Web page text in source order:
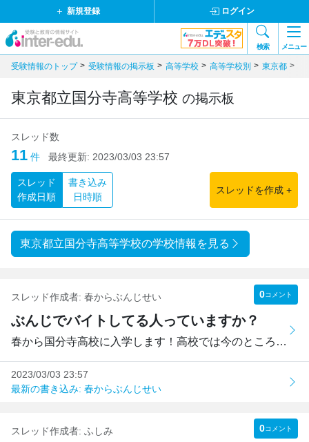
新規登録 ログイン
検索 メニュー
受験情報のトップ 受験情報の掲示板 高等学校 高等学校別 東京都
東京都立国分寺高等学校 の掲示板
スレッド数
11 件 最終更新: 2023/03/03 23:57
スレッド
作成日順
書き込み
日時順
スレッドを作成 +
東京都立国分寺高等学校の学校情報を見る
スレッド作成者: 春からぶんじせい 0コメント
ぶんじでバイトしてる人っていますか？
春から国分寺高校に入学します！高校では今のところ軽音部に...
2023/03/03 23:57
最新の書き込み: 春からぶんじせい
スレッド作成者: ふしみ 0コメント